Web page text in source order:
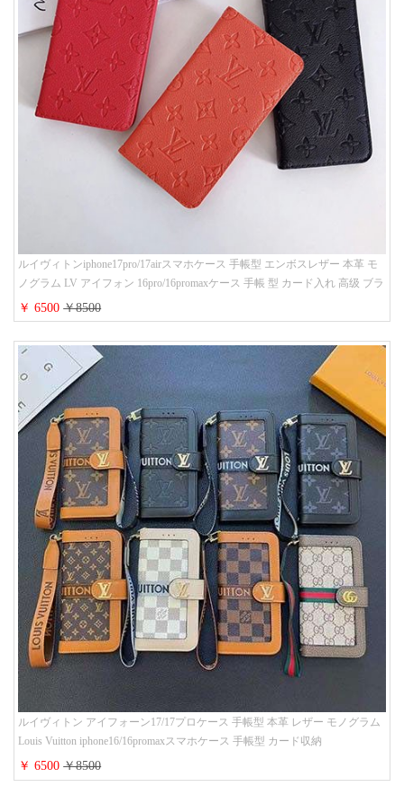
ルイヴィトンiphone17pro/17airスマホケース 手帳型 エンボスレザー 本革 モ
ノグラム LV アイフォン 16pro/16promaxケース 手帳 型 カード入れ 高级 ブラ
ンド iPhone 15/14/13 proケース 手帳型 男女通用 大人かわいい
￥ 6500￥8500
ルイヴィトン アイフォーン17/17プロケース 手帳型 本革 レザー モノグラム
Louis Vuitton iphone16/16promaxスマホケース 手帳型 カード収納
iphone15/14/13ケース ビジネス風 GUCCI galaxy s26/s25/s24ケース 手帳型 大
人 可愛い
￥ 6500￥8500